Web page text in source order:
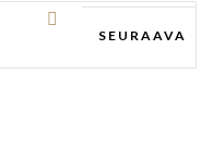
SEURAAVA